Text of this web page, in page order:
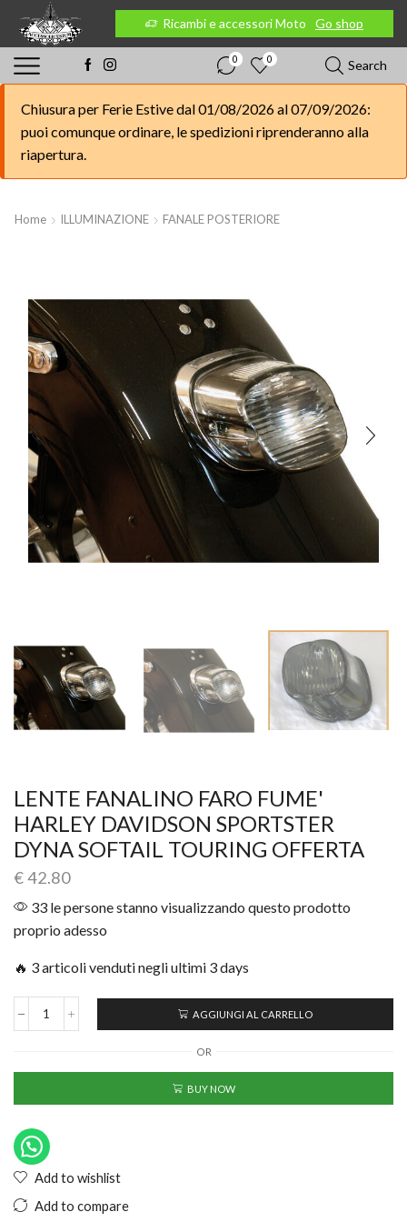
Go shop Ricambi e accessori Moto Go shop
0 0 Search
Chiusura per Ferie Estive dal 01/08/2026 al 07/09/2026:
puoi comunque ordinare, le spedizioni riprenderanno alla
riapertura.
Home ILLUMINAZIONE FANALE POSTERIORE
LENTE FANALINO FARO FUME'
HARLEY DAVIDSON SPORTSTER
DYNA SOFTAIL TOURING OFFERTA
€42.80
33 le persone stanno visualizzando questo prodotto
proprio adesso
🔥 3 articoli venduti negli ultimi 3 days
AGGIUNGI AL CARRELLO
OR
BUY NOW
Add to wishlist
Add to compare